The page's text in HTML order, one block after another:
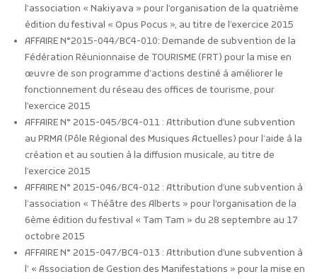
l’association « Nakiyava » pour l’organisation de la quatrième
édition du festival « Opus Pocus », au titre de l’exercice 2015
AFFAIRE N°2015-044/BC4-010: Demande de subvention de la
Fédération Réunionnaise de TOURISME (FRT) pour la mise en
œuvre de son programme d’actions destiné à améliorer le
fonctionnement du réseau des offices de tourisme, pour
l’exercice 2015
AFFAIRE N° 2015-045/BC4-011 : Attribution d’une subvention
au PRMA (Pôle Régional des Musiques Actuelles) pour l’aide à la
création et au soutien à la diffusion musicale, au titre de
l’exercice 2015
AFFAIRE N° 2015-046/BC4-012 : Attribution d’une subvention à
l’association « Théâtre des Alberts » pour l’organisation de la
6ème édition du festival « Tam Tam » du 28 septembre au 17
octobre 2015
AFFAIRE N° 2015-047/BC4-013 : Attribution d’une subvention à
l’ « Association de Gestion des Manifestations » pour la mise en